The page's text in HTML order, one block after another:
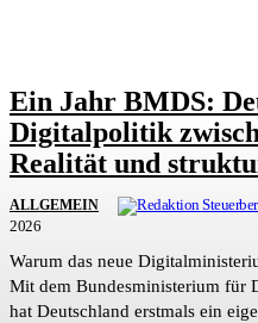
Ein Jahr BMDS:
Digitalpolitik
Realität und
ALLGEMEIN
2026
Warum das neue
Mit dem Bundesministerium für
hat Deutschland erstmals ein